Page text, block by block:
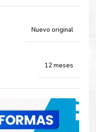
12,100 Páginas
C500 C505
Nuevo original
12 meses